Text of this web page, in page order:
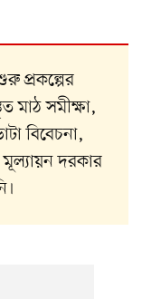
প্রকল্পের
মাঠ সমীক্ষা,
বিবেচনা,
দরকার